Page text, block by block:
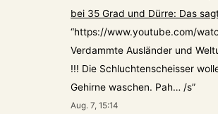
bei 35 Grad und Dürre: Das
“https://www.youtube.com/
Verdammte Ausländer und
!!! Die Schluchtenscheisser
Gehirne waschen. Pah… /s”
Aug. 7, 15:14